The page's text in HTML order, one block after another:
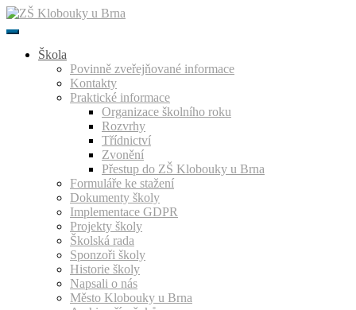
Přeskočit
k
Škola
Povinně zveřejňované informace
Kontakty
Praktické informace
Organizace školního roku
Rozvrhy
Třídnictví
Zvonění
Přestup do ZŠ Klobouky u Brna
Formuláře ke stažení
Dokumenty školy
Implementace GDPR
Projekty školy
Školská rada
Sponzoři školy
Historie školy
Napsali o nás
Město Klobouky u Brna